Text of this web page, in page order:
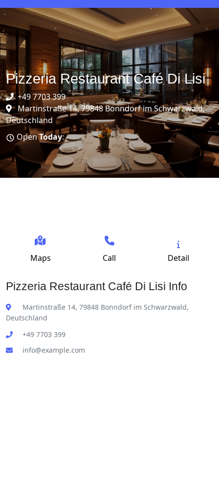
Pizzeria Restaurant Café Di Lisi
+49 7703 399
Martinstraße 14, 79848 Bonndorf im Schwarzwald,
Deutschland
OpenToday: -
Maps Call Detail
Pizzeria Restaurant Café Di Lisi Info
Martinstraße 14, 79848 Bonndorf im Schwarzwald,
Deutschland
+49 7703 399
info@example.com